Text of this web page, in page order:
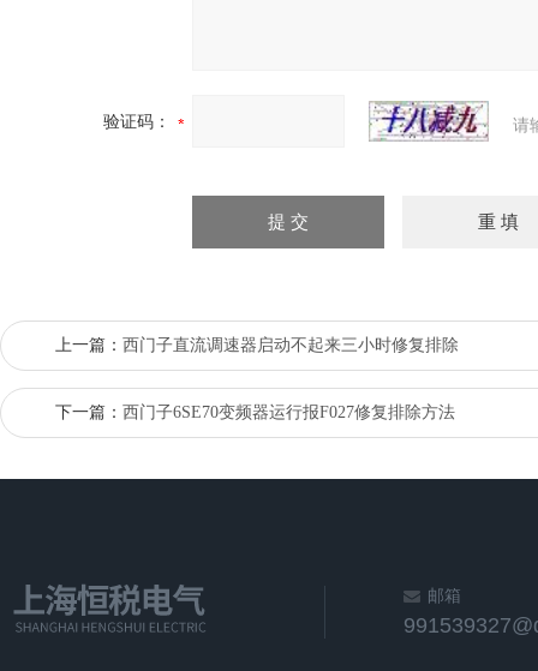
验证码： 请
上一篇： 西门子直流调速器启动不起来三小时修复排除
下一篇： 西门子6SE70变频器运行报F027修复排除方法
邮箱